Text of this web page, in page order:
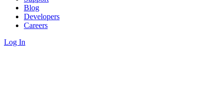
Blog
Developers
Careers
Log In